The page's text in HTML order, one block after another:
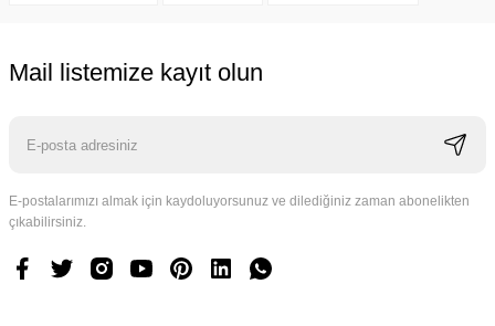
Mail listemize kayıt olun
E-postalarımızı almak için kaydoluyorsunuz ve dilediğiniz zaman abonelikten
çıkabilirsiniz.